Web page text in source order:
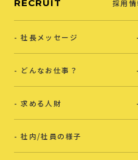
RECRUIT 採用情
社長メッセージ
どんなお仕事？
求める人財
社内/社員の様子